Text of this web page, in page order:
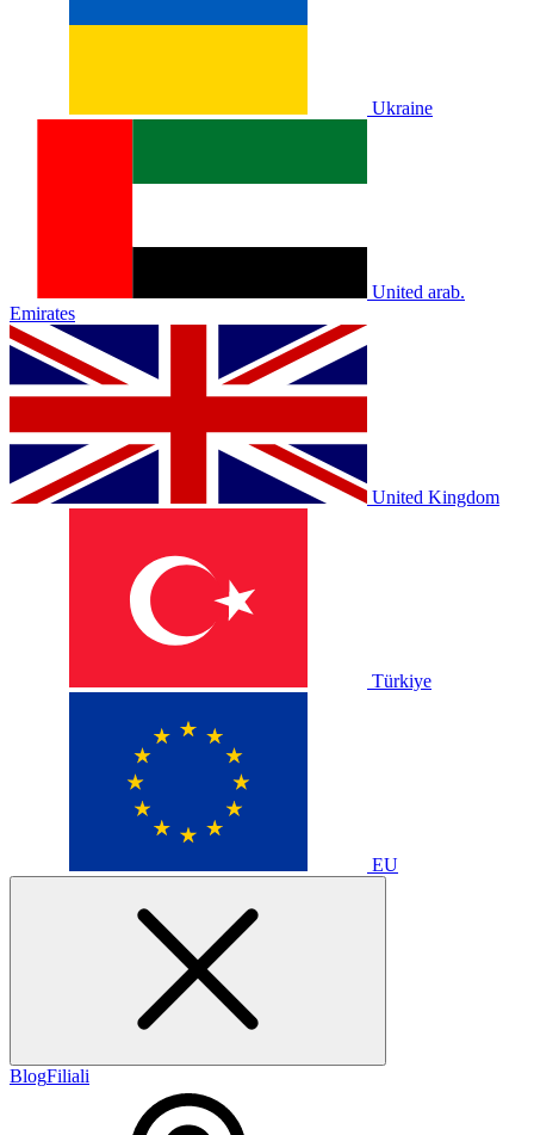
Ukraine
United arab.
Emirates
United Kingdom
Türkiye
EU
BlogFiliali